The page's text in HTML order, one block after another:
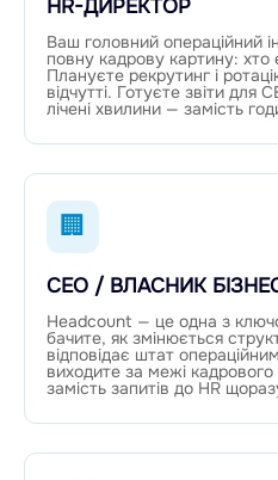
HR-ДИРЕКТОР
Ваш головний операційний
повну кадрову картину: хто
Плануєте рекрутинг і
відчутті. Готуєте звіти для
лічені хвилини — замість
🏢
CEO / ВЛАСНИК
Headcount — це одна з
бачите, як змінюється
відповідає штат
виходите за межі
замість запитів до HR